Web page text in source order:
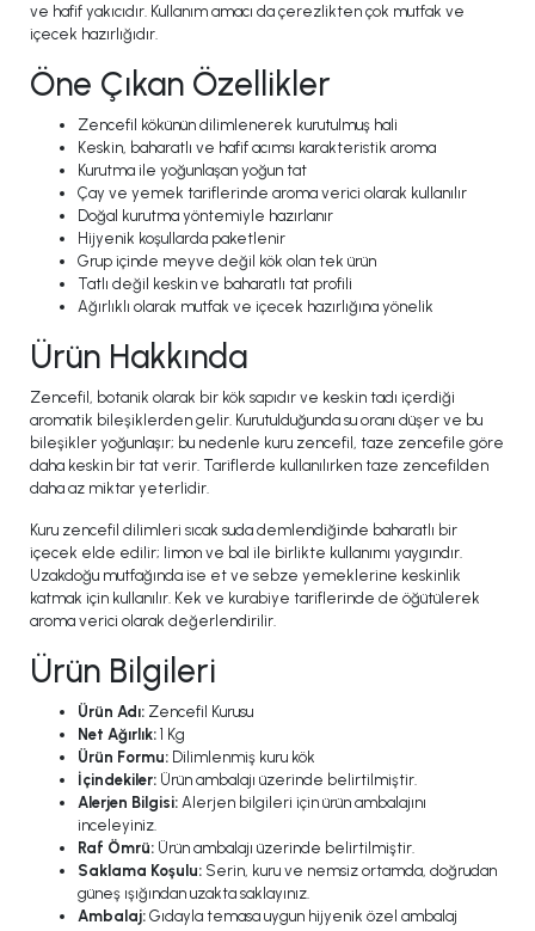
ve hafif yakıcıdır. Kullanım amacı da çerezlikten çok mutfak ve
içecek hazırlığıdır.
Öne Çıkan Özellikler
Zencefil kökünün dilimlenerek kurutulmuş hali
Keskin, baharatlı ve hafif acımsı karakteristik aroma
Kurutma ile yoğunlaşan yoğun tat
Çay ve yemek tariflerinde aroma verici olarak kullanılır
Doğal kurutma yöntemiyle hazırlanır
Hijyenik koşullarda paketlenir
Grup içinde meyve değil kök olan tek ürün
Tatlı değil keskin ve baharatlı tat profili
Ağırlıklı olarak mutfak ve içecek hazırlığına yönelik
Ürün Hakkında
Zencefil, botanik olarak bir kök sapıdır ve keskin tadı içerdiği
aromatik bileşiklerden gelir. Kurutulduğunda su oranı düşer ve bu
bileşikler yoğunlaşır; bu nedenle kuru zencefil, taze zencefile göre
daha keskin bir tat verir. Tariflerde kullanılırken taze zencefilden
daha az miktar yeterlidir.
Kuru zencefil dilimleri sıcak suda demlendiğinde baharatlı bir
içecek elde edilir; limon ve bal ile birlikte kullanımı yaygındır.
Uzakdoğu mutfağında ise et ve sebze yemeklerine keskinlik
katmak için kullanılır. Kek ve kurabiye tariflerinde de öğütülerek
aroma verici olarak değerlendirilir.
Ürün Bilgileri
Ürün Adı: Zencefil Kurusu
Net Ağırlık: 1 Kg
Ürün Formu: Dilimlenmiş kuru kök
İçindekiler: Ürün ambalajı üzerinde belirtilmiştir.
Alerjen Bilgisi: Alerjen bilgileri için ürün ambalajını
inceleyiniz.
Raf Ömrü: Ürün ambalajı üzerinde belirtilmiştir.
Saklama Koşulu: Serin, kuru ve nemsiz ortamda, doğrudan
güneş ışığından uzakta saklayınız.
Ambalaj: Gıdayla temasa uygun hijyenik özel ambalaj